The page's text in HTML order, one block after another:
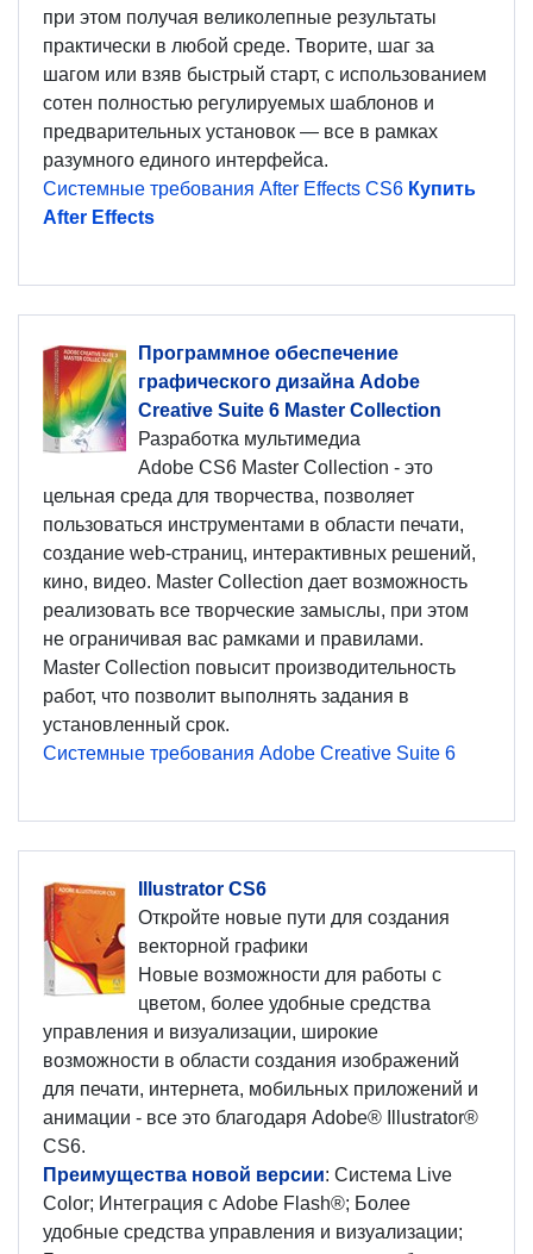
при этом получая великолепные результаты
практически в любой среде. Творите, шаг за
шагом или взяв быстрый старт, с использованием
сотен полностью регулируемых шаблонов и
предварительных установок — все в рамках
разумного единого интерфейса.
Системные требования After Effects CS6 Купить
After Effects
Программное обеспечение
графического дизайна Adobe
Creative Suite 6 Master Collection
Разработка мультимедиа
Adobe CS6 Master Collection - это
цельная среда для творчества, позволяет
пользоваться инструментами в области печати,
создание web-страниц, интерактивных решений,
кино, видео. Master Collection дает возможность
реализовать все творческие замыслы, при этом
не ограничивая вас рамками и правилами.
Master Collection повысит производительность
работ, что позволит выполнять задания в
установленный срок.
Системные требования Adobe Creative Suite 6
Illustrator CS6
Откройте новые пути для создания
векторной графики
Новые возможности для работы с
цветом, более удобные средства
управления и визуализации, широкие
возможности в области создания изображений
для печати, интернета, мобильных приложений и
анимации - все это благодаря Adobe® Illustrator®
CS6.
Преимущества новой версии: Система Live
Color; Интеграция с Adobe Flash®; Более
удобные средства управления и визуализации;